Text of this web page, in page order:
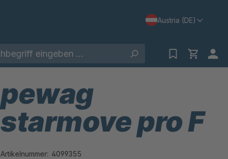
Austria (DE)
pewag
starmove pro F
Artikelnummer: 4099355